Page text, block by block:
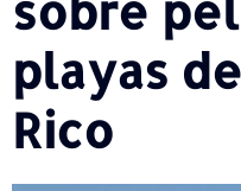
playas
Rico